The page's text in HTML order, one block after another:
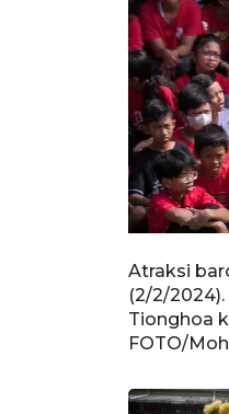
Atraksi
(2/2/
Tionghoa
FOTO/